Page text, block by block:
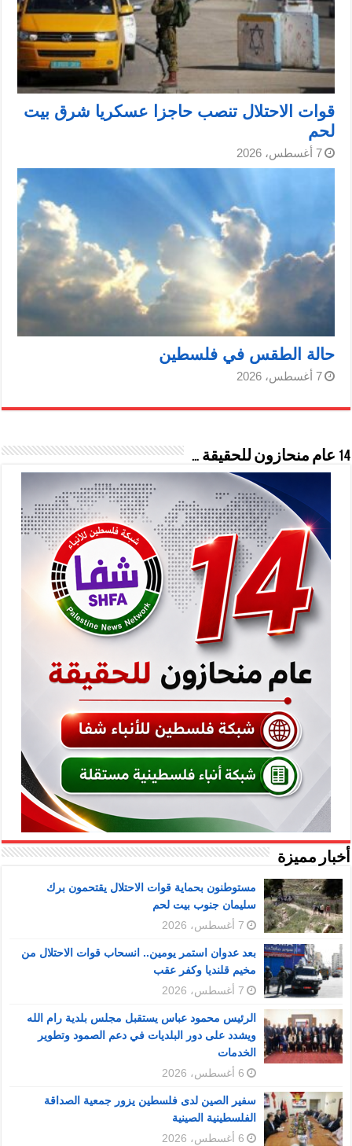
قوات الاحتلال تنصب حاجزا عسكريا شرق بيت
لحم
7 أغسطس، 2026
حالة الطقس في فلسطين
7 أغسطس، 2026
14 عام منحازون للحقيقة …
أخبار مميزة
مستوطنون بحماية قوات الاحتلال يقتحمون برك
سليمان جنوب بيت لحم
7 أغسطس، 2026
بعد عدوان استمر يومين.. انسحاب قوات الاحتلال من
مخيم قلنديا وكفر عقب
7 أغسطس، 2026
الرئيس محمود عباس يستقبل مجلس بلدية رام الله
ويشدد على دور البلديات في دعم الصمود وتطوير
الخدمات
6 أغسطس، 2026
سفير الصين لدى فلسطين يزور جمعية الصداقة
الفلسطينية الصينية
6 أغسطس، 2026